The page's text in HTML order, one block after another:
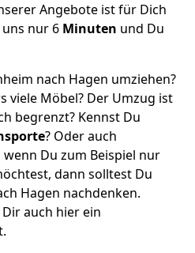
Angebote ist für Dich
nur 6 Minuten und Du
nach Hagen umziehen?
viele Möbel? Der Umzug ist
begrenzt? Kennst Du
? Oder auch
wenn Du zum Beispiel nur
dann solltest Du
Hagen nachdenken.
auch hier ein